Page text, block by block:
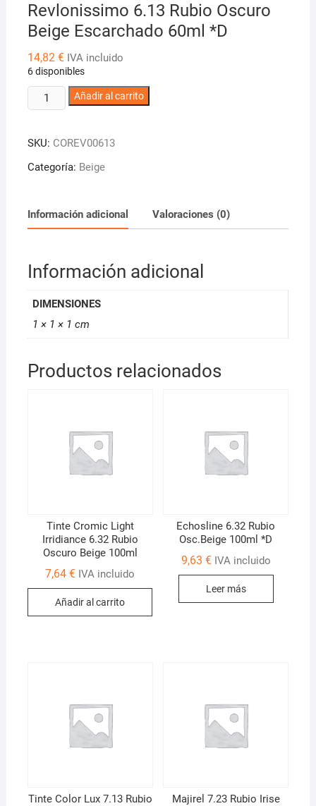
Revlonissimo 6.13 Rubio Oscuro
Beige Escarchado 60ml *D
14,82 € IVA incluido
6 disponibles
Revlonissimo
6.13
Oscuro
Beige
*D
cantidad
Añadir al carrito
SKU: COREV00613
Categoría: Beige
Información adicional Valoraciones (0)
Información adicional
DIMENSIONES
1 × 1 × 1 cm
Productos relacionados
Tinte Cromic Light
Irridiance 6.32 Rubio
Oscuro Beige 100ml
7,64€ IVA incluido
Añadir al carrito
Echosline 6.32 Rubio
Osc.Beige 100ml *D
9,63 € IVA incluido
Leer más
Tinte Color Lux 7.13 Rubio Majirel 7.23 Rubio Irise